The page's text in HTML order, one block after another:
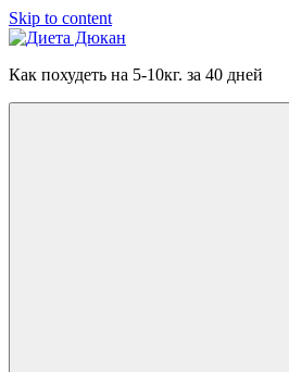
Skip to content
Диета
Как похудеть на 5-10кг. за 40 дней